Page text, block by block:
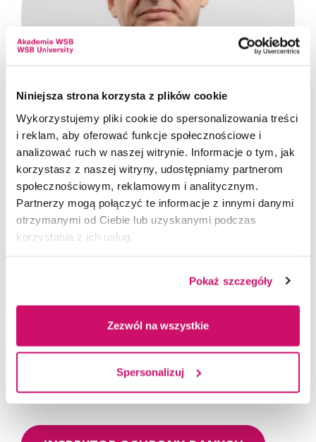
Niniejsza strona korzysta z plików cookie
Wykorzystujemy pliki cookie do spersonalizowania treści
i reklam, aby oferować funkcje społecznościowe i
analizować ruch w naszej witrynie. Informacje o tym, jak
korzystasz z naszej witryny, udostępniamy partnerom
społecznościowym, reklamowym i analitycznym.
Partnerzy mogą połączyć te informacje z innymi danymi
otrzymanymi od Ciebie lub uzyskanymi podczas
korzystania z ich usług.
Pokaż szczegóły
Zezwól na wszystkie
Spersonalizuj
dr Dariusz Trojszczak
Doktor nauk społecznych w dziedzinie nauk
Granicznej w stanie spoczynku, dydaktyk
i praktyk. Ekspert w zakresie zwalczania
przestępczości zorganizowanej oraz
problematyki terroryzmu, przestępczości
przestępczości zorganizowanej. Ceniony
prelegent w obszarach związanych
z bezpieczeństwem wewnętrznym
Zapisz się na studia!